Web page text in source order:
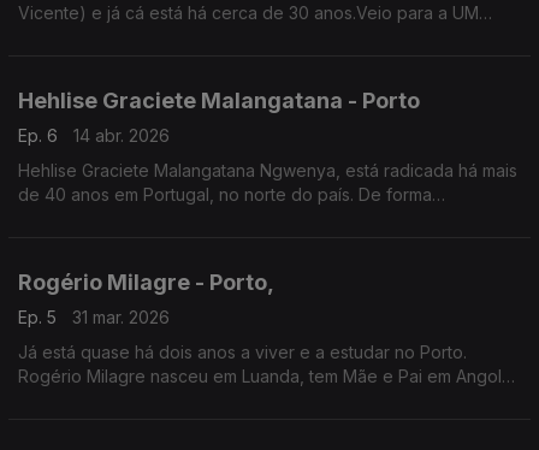
Vicente) e já cá está há cerca de 30 anos.Veio para a UM
Hehlise Graciete Malangatana - Porto
Ep. 6
14 abr. 2026
Hehlise Graciete Malangatana Ngwenya, está radicada há mais
de 40 anos em Portugal, no norte do país. De forma
Rogério Milagre - Porto,
Ep. 5
31 mar. 2026
Já está quase há dois anos a viver e a estudar no Porto.
Rogério Milagre nasceu em Luanda, tem Mãe e Pai em Angola